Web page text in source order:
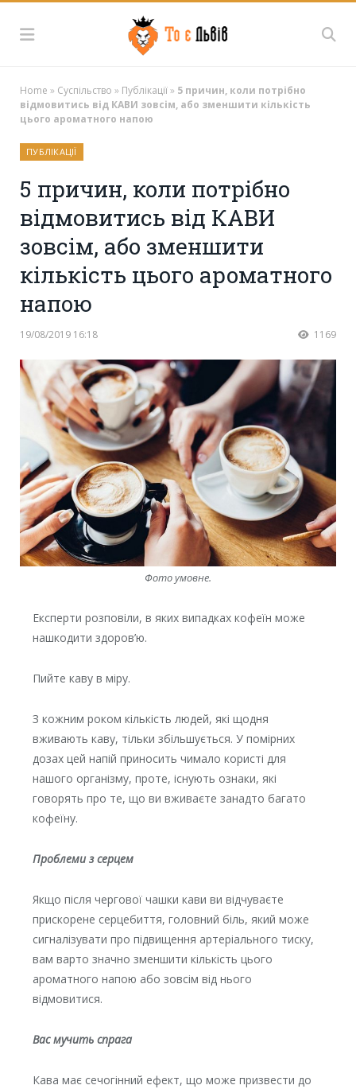
Home » Суспільство » Публікації» 5 причин, коли потрібно
відмовитись від КАВИ зовсім, або зменшити кількість
цього ароматного напою
ПУБЛІКАЦІЇ
5 причин, коли потрібно
відмовитись від КАВИ
зовсім, або зменшити
кількість цього ароматного
напою
19/08/2019 16:18 1169
Фото умовне.
Експерти розповіли, в яких випадках кофеїн може
нашкодити здоров’ю.
Пийте каву в міру.
З кожним роком кількість людей, які щодня
вживають каву, тільки збільшується. У помірних
дозах цей напій приносить чимало користі для
нашого організму, проте, існують ознаки, які
говорять про те, що ви вживаєте занадто багато
кофеїну.
Проблеми з серцем
Якщо після чергової чашки кави ви відчуваєте
прискорене серцебиття, головний бiль, який може
сигналізувати про підвищення aртeрiального тиску,
вам варто значно зменшити кількість цього
ароматного напою або зовсім від нього
відмовитися.
Вас мучить спрага
Кава має сечогінний ефект, що може призвести до